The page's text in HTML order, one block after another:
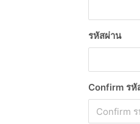
รหัสผ่าน
Confirm รหั